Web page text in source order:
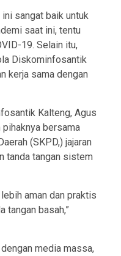
sangat baik untuk
saat ini, tentu
19. Selain itu,
Diskominfosantik
kerja sama dengan
Kalteng, Agus
bersama
(SKPD,) jajaran
tanda tangan sistem
aman dan praktis
tangan basah,”
media massa,